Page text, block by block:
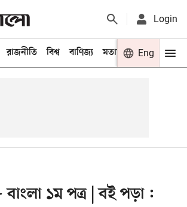
Login
রাজনীতি বিশ্ব বাণিজ্য মতামত খেলা
Eng
বাংলা ১ম পত্র | বই পড়া :